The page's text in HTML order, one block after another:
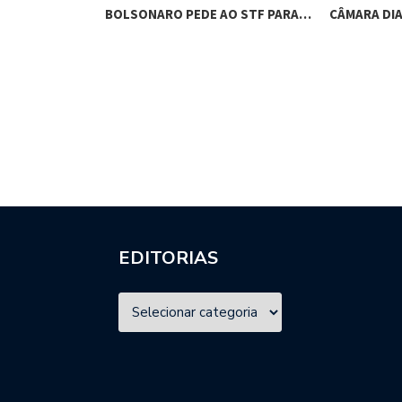
BOLSONARO PEDE AO STF PARA… CÂMARA
EDITORIAS